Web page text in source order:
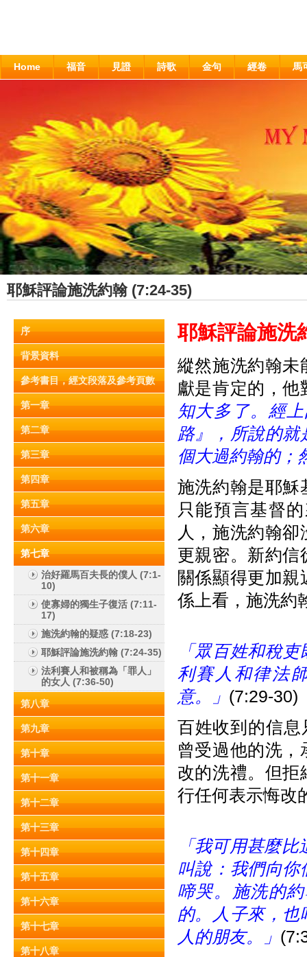
Home 福音 見證 詩歌 金句 經卷 馬
耶穌評論施洗約翰 (7:24-35)
序
背景資料
參考書目，經文段落及參考頁數
第一章
第二章
第三章
第四章
第五章
第六章
第七章
治好羅馬百夫長的僕人 (7:1-
10)
使寡婦的獨生子復活 (7:11-
17)
施洗約翰的疑惑 (7:18-23)
耶穌評論施洗約翰 (7:24-35)
法利賽人和被稱為「罪人」
的女人 (7:36-50)
第八章
第九章
第十章
第十一章
第十二章
第十三章
第十四章
第十五章
第十六章
第十七章
第十八章
耶穌評論施洗
縱然施洗約翰未
獻是肯定的，他
知大多了。經
路』，所說的
個大過約翰的；
施洗約翰是耶穌
只能預言基督
人，施洗約翰
更親密。新約信
關係顯得更加
係上看，施洗約
「眾百姓和稅
利賽人和律法
意。」 (7:29-30)
百姓收到的信
曾受過他的洗
改的洗禮。但拒
行任何表示悔改
「我可用甚麼
叫說：我們向
啼哭。施洗的
的。人子來，
人的朋友。」